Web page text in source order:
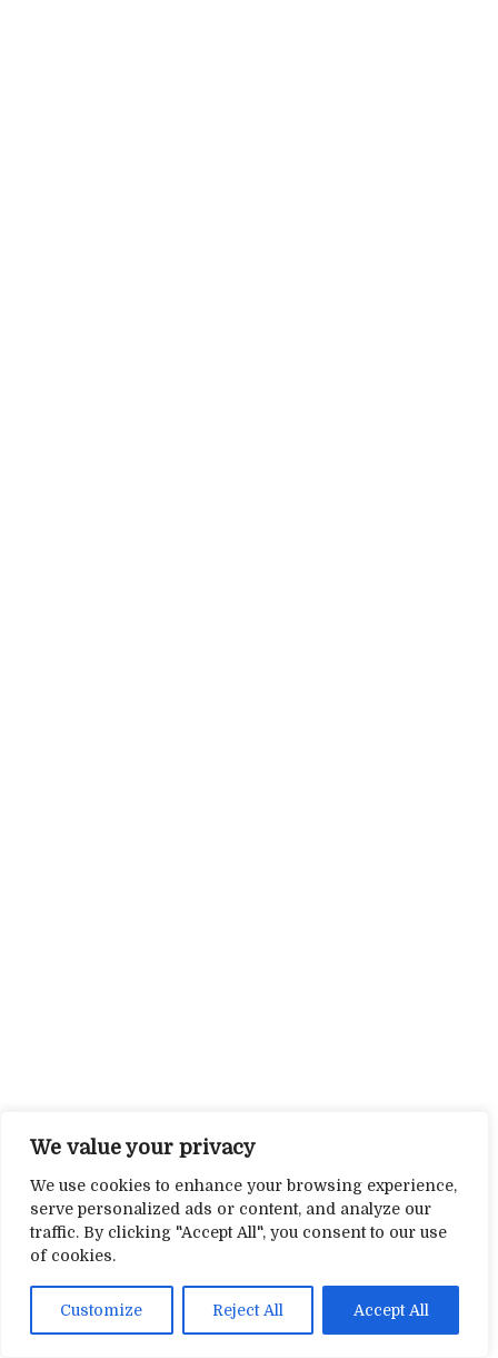
We value your privacy
We use cookies to enhance your browsing experience,
serve personalized ads or content, and analyze our
traffic. By clicking "Accept All", you consent to our use
of cookies.
Customize Reject All Accept All